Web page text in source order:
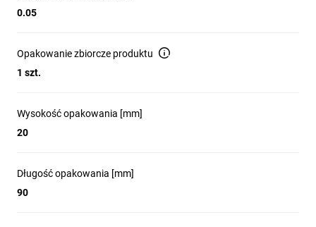
0.05
Opakowanie zbiorcze produktu
1 szt.
Wysokość opakowania [mm]
20
Długość opakowania [mm]
90